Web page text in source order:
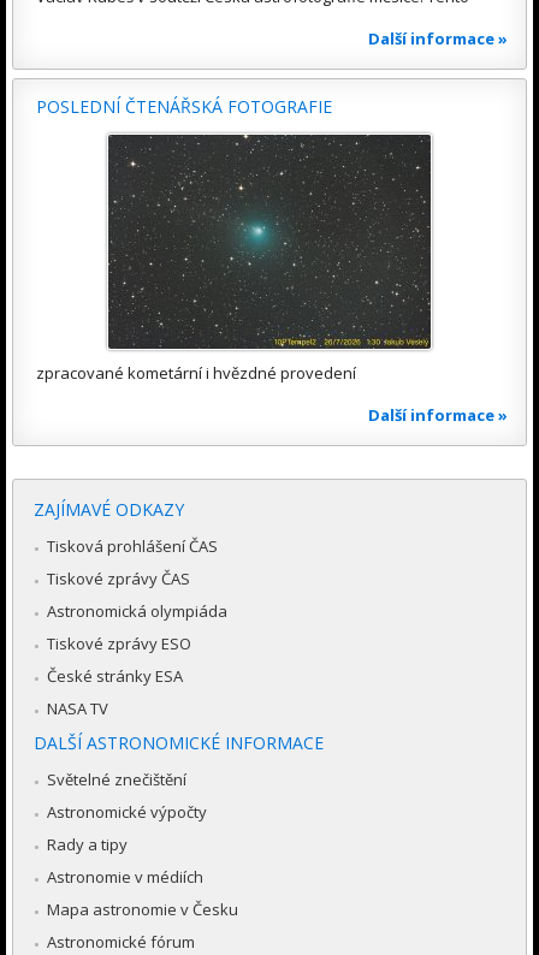
Další informace »
POSLEDNÍ ČTENÁŘSKÁ FOTOGRAFIE
zpracované kometární i hvězdné provedení
Další informace »
ZAJÍMAVÉ ODKAZY
Tisková prohlášení ČAS
Tiskové zprávy ČAS
Astronomická olympiáda
Tiskové zprávy ESO
České stránky ESA
NASA TV
DALŠÍ ASTRONOMICKÉ INFORMACE
Světelné znečištění
Astronomické výpočty
Rady a tipy
Astronomie v médiích
Mapa astronomie v Česku
Astronomické fórum